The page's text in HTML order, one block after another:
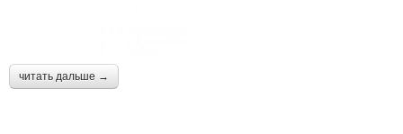
читать дальше →